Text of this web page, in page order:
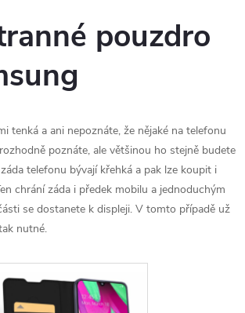
pouzdro
tenká a ani nepoznáte, že nějaké na telefonu
poznáte, ale většinou ho stejně budete
telefonu bývají křehká a pak lze koupit i
chrání záda i předek mobilu a jednoduchým
se dostanete k displeji. V tomto případě už
nutné.